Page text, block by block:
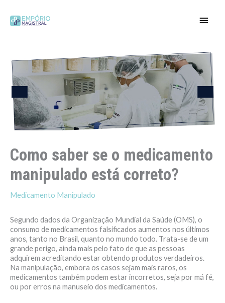
para
Como saber se o medicamento
manipulado está correto?
Medicamento Manipulado
Segundo dados da Organização Mundial da Saúde (OMS), o
consumo de medicamentos falsificados aumentos nos últimos
anos, tanto no Brasil, quanto no mundo todo. Trata-se de um
grande perigo, ainda mais pelo fato de que as pessoas
adquirem acreditando estar obtendo produtos verdadeiros.
Na manipulação, embora os casos sejam mais raros, os
medicamentos também podem estar incorretos, seja por má fé,
ou por erros na manuseio dos medicamentos.